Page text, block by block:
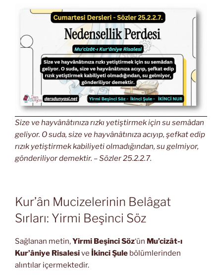
Size ve hayvânâtınıza rızkı yetiştirmek için su semâdan
geliyor. O suda, size ve hayvânâtınıza acıyıp, şefkat edip
rızık yetiştirmek kabiliyeti olmadığından, su gelmiyor,
gönderiliyor demektir. – Sözler 25.2.2.7.
Kur’ân Mucizelerinin Belâgat
Sırları: Yirmi Beşinci Söz
Sağlanan metin,Yirmi Beşinci Söz‘ün Mu’cizât-ı
Kur’âniye Risalesive İkinci Şule bölümlerinden
alıntılar içermektedir.